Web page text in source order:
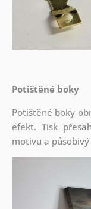
Potištěné boky
Potištěné boky
efekt. Tisk
motivu a